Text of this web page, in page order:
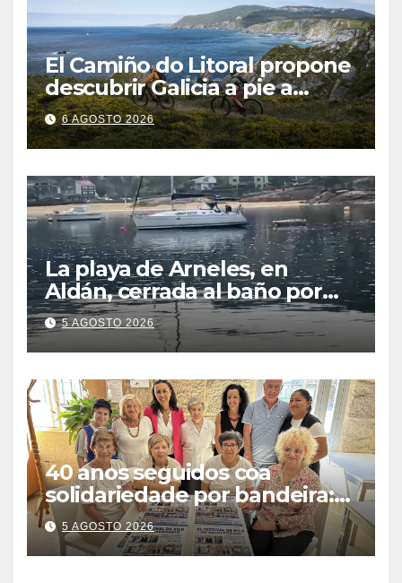
El Camiño do Litoral propone
descubrir Galicia a pie a
través de más de 1.300
kilómetros
6 AGOSTO 2026
La playa de Arneles, en
Aldán, cerrada al baño por
contaminación del agua tras
detectarse restos fecales
5 AGOSTO 2026
40 anos seguidos coa
solidariedade por bandeira:
este venres celébrase o
Festival do Kilo no Auditorio
5 AGOSTO 2026